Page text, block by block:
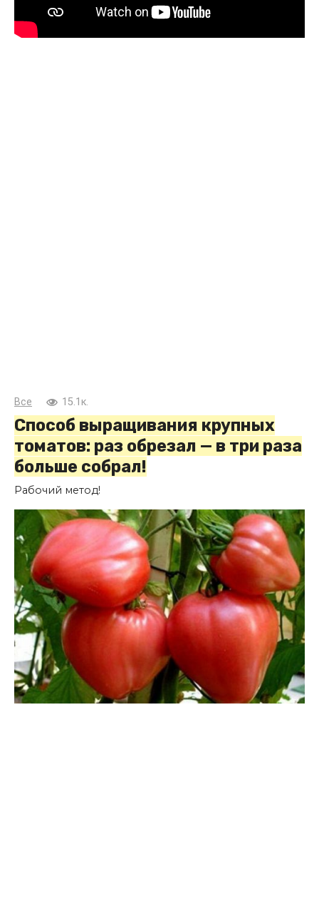
Все 15.1к.
Способ выращивания крупных
томатов: раз обрезал — в три раза
больше собрал!
Рабочий метод!